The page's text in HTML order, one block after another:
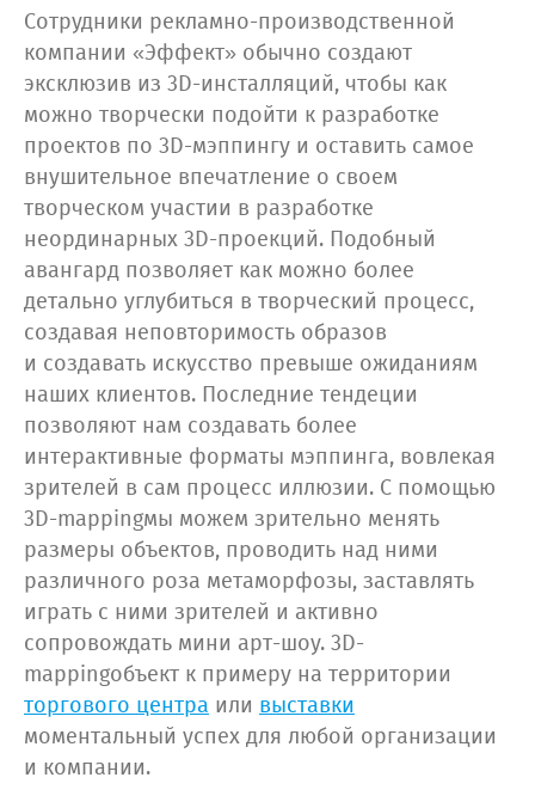
Сотрудники рекламно-производственной
компании «Эффект» обычно создают
эксклюзив из 3D-инсталляций, чтобы как
можно творчески подойти к разработке
проектов по 3D-мэппингу и оставить самое
внушительное впечатление о своем
творческом участии в разработке
неординарных 3D-проекций. Подобный
авангард позволяет как можно более
детально углубиться в творческий процесс,
создавая неповторимость образов
и создавать искусство превыше ожиданиям
наших клиентов. Последние тендеции
позволяют нам создавать более
интерактивные форматы мэппинга, вовлекая
зрителей в сам процесс иллюзии. С помощью
3D-mappingмы можем зрительно менять
размеры объектов, проводить над ними
различного роза метаморфозы, заставлять
играть с ними зрителей и активно
сопровождать мини арт-шоу. 3D-
mappingобъект к примеру на территории
торгового центра или выставки
моментальный успех для любой организации
и компании.